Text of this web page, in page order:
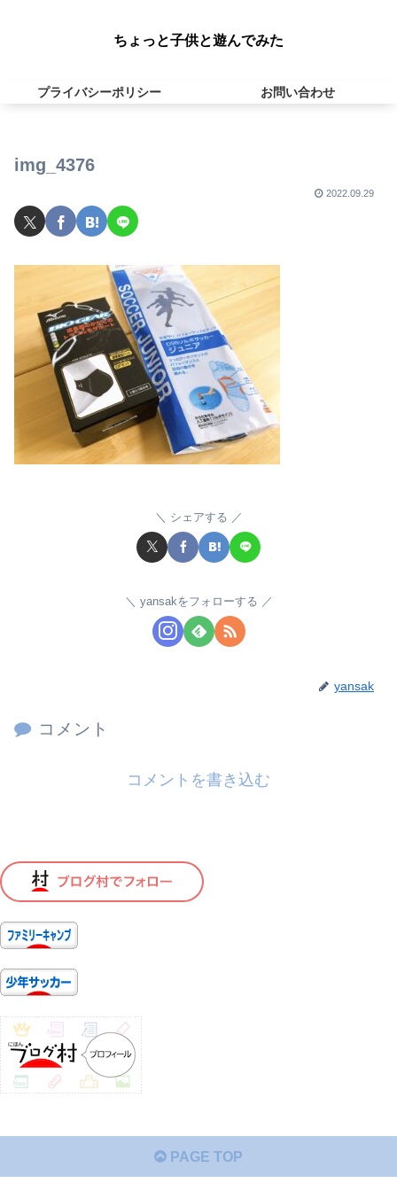
ちょっと子供と遊んでみた
プライバシーポリシー お問い合わせ
img_4376
2022.09.29
シェアする
yansakをフォローする
yansak
コメント
コメントを書き込む
PAGE TOP